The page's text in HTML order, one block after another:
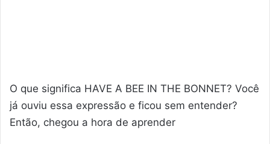
O que significa HAVE A BEE IN THE BONNET? Você
já ouviu essa expressão e ficou sem entender?
Então, chegou a hora de aprender